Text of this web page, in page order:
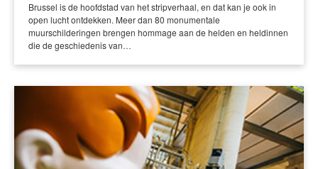
Brussel is de hoofdstad van het stripverhaal, en dat kan je ook in
open lucht ontdekken. Meer dan 80 monumentale
muurschilderingen brengen hommage aan de helden en heldinnen
die de geschiedenis van…